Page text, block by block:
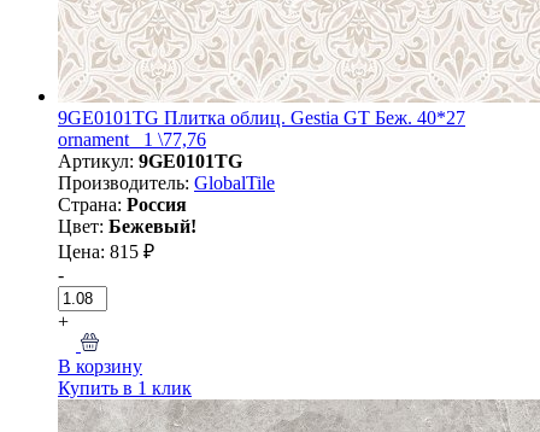
9GE0101TG Плитка облиц. Gestia GT Беж. 40*27
ornament_ 1 \77,76
Артикул: 9GE0101TG
Производитель: GlobalTile
Страна: Россия
Цвет: Бежевый!
Цена: 815 ₽
-
+
В корзину
Купить в 1 клик